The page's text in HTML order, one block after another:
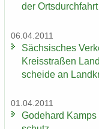
der
06.04.2011
Säch­si­sches
Kreis­stra­ßen
schei­de an
01.04.2011
Go­de­hard